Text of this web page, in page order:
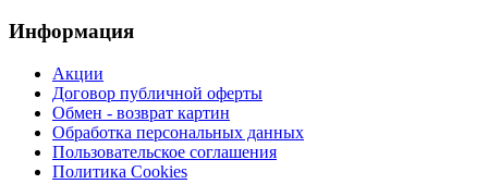
Информация
Акции
Договор публичной оферты
Обмен - возврат картин
Обработка персональных данных
Пользовательское соглашения
Политика Cookies